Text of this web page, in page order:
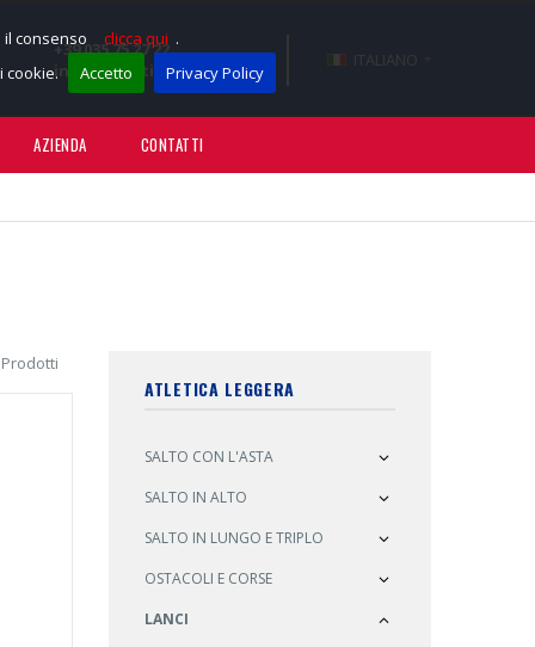
consenso clicca qui .
cookie.
Accetto Privacy Policy
+39 035 75 27 22
info@sportissimotnt.it
ITALIANO
AZIENDA CONTATTI
ATLETICA LEGGERA
SALTO CON L'ASTA
SALTO IN ALTO
SALTO IN LUNGO E TRIPLO
OSTACOLI E CORSE
LANCI